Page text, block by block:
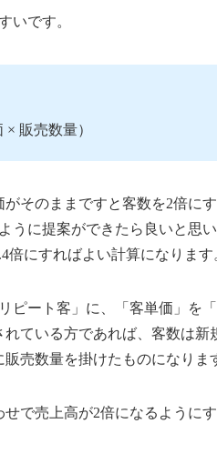
いです。
販売数量）
そのままですと客数を2倍にす
うに提案ができたら良いと思
にすればよい計算になります
ピート客」に、「客単価」を
ている方であれば、客数は新
売数量を掛けたものになりま
で売上高が2倍になるように